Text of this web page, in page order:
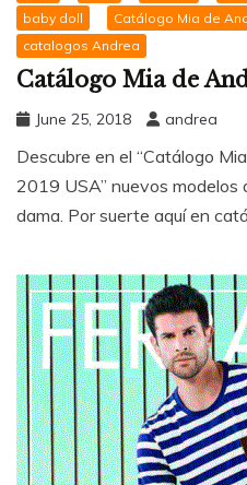
baby doll
Catálogo Mia de
catalogos Andrea
Catálogo Mia de
June 25, 2018 andrea
Descubre en el “Catálogo
2019 USA” nuevos modelos
dama. Por suerte aquí en